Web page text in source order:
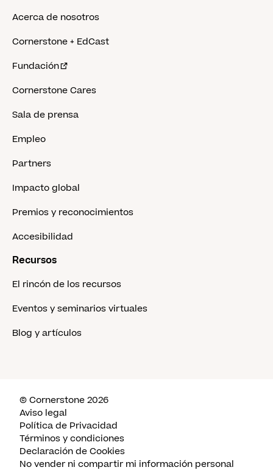
Acerca de nosotros
Cornerstone + EdCast
Fundación
Cornerstone Cares
Sala de prensa
Empleo
Partners
Impacto global
Premios y reconocimientos
Accesibilidad
Recursos
El rincón de los recursos
Eventos y seminarios virtuales
Blog y artículos
© Cornerstone 2026
Aviso legal
Política de Privacidad
Términos y condiciones
Declaración de Cookies
No vender ni compartir mi información personal